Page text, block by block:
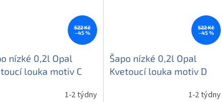
522 Kč
–45 %
nízké 0,2l Opal
louka motiv C
1-2 týdny
522 Kč
–45 %
Šapo nízké 0,2l Opal
Kvetoucí louka motiv D
1-2 týdny